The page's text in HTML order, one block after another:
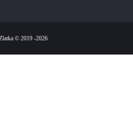
© 2019 -2026